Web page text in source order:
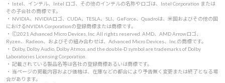
・ Intel、インテル、Intel ロゴ、その他のインテルの名称やロゴは、Intel Corporation または
その子会社の商標です。
・ NVIDIA、NVIDIAロゴ、CUDA、TESLA、SLI、GeForce、Quadroは、米国およびその他の国
におけるNVIDIA Corporationの登録商標または商標です。
・ 🄫2021 Advanced Micro Devices, Inc. All rights reserved. AMD、AMD Arrowロゴ、
Ryzen、Radeon、およびその組み合わせは、Advanced Micro Devices、Inc.の商標です。
・ Dolby, Dolby Audio, Dolby Atmos, and the double-D symbol are trademarks of Dolby
Laboratories Licensing Corporation.
・ 記載されている製品名等は各社の登録商標あるいは商標です。
・ 当ページの掲載内容および価格は、在庫などの都合により予告無く変更または終了となる場
合があります。